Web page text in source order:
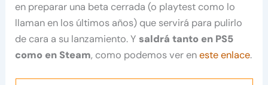
en preparar una beta cerrada (o playtest como lo
llaman en los últimos años) que servirá para pulirlo
de cara a su lanzamiento. Ysaldrá tanto en PS5
como en Steam, como podemos ver eneste enlace.